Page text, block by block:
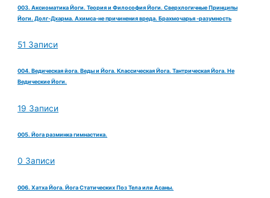
003. Аксиоматика Йоги. Теория и Философия Йоги. Сверхлогичные Принципы
Йоги. Долг-Дхарма. Ахимса-не причинения вреда. Брахмочарья -разумность
51 Записи
004. Ведическая йога. Веды и Йога. Классическая Йога. Тантрическая Йога. Не
Ведические Йоги.
19 Записи
005. Йога разминка гимнастика.
0 Записи
006. Хатха Йога. Йога Статических Поз Тела или Асаны.